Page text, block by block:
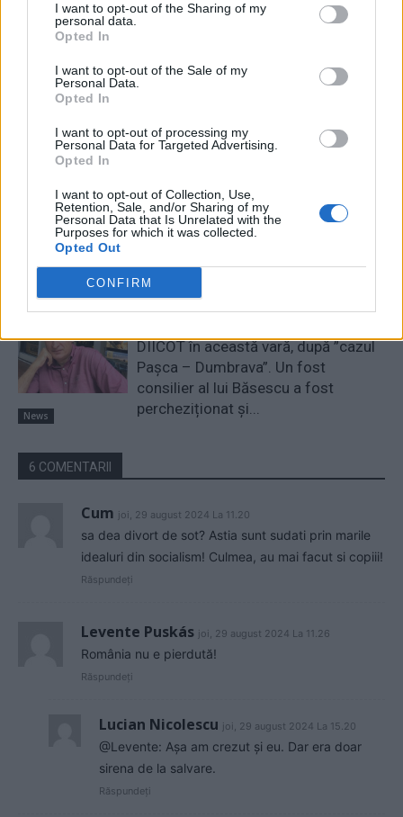
I want to opt-out of the Sharing of my
personal data.
Opted In
I want to opt-out of the Sale of my
Personal Data.
Opted In
I want to opt-out of processing my
Personal Data for Targeted Advertising.
Opted In
I want to opt-out of Collection, Use,
Retention, Sale, and/or Sharing of my
Personal Data that Is Unrelated with the
Purposes for which it was collected.
Opted Out
CONFIRM
RELATED ARTICLES
comise de PSD-AUR: ”Vom analiza
financiare”
tabăra anti-europeană PSD-AUR:
pierdem 5 miliarde de euro și nu
convingătoare ale ministrului
Pîslaru
News
DIICOT în această vară, după ”cazul
Pașca – Dumbrava”. Un fost
consilier al lui Băsescu a fost
percheziționat și...
6 COMENTARII
Cum joi, 29 august 2024 La 11.20
sa dea divort de sot? Astia sunt sudati prin marile
idealuri din socialism! Culmea, au mai facut si copiii!
Răspundeți
Levente Puskás joi, 29 august 2024 La 11.26
România nu e pierdută!
Răspundeți
Lucian Nicolescu joi, 29 august 2024 La 15.20
@Levente: Așa am crezut și eu. Dar era doar
sirena de la salvare.
Răspundeți